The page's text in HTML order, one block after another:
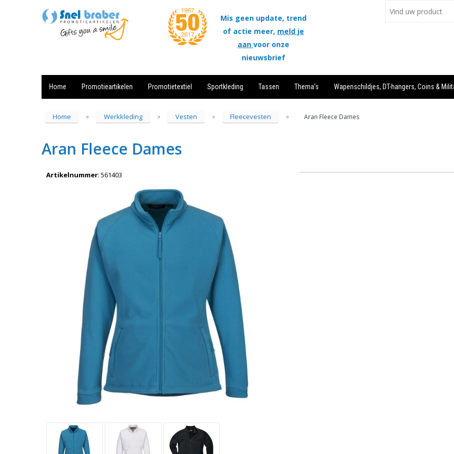
Mis geen update, trend
of actie meer, meld je
aan voor onze
nieuwsbrief
Home Promotieartikelen Promotietextiel Sportkleding Tassen Thema's Wapenschildjes, DT-hangers, Coins &
Home > Werkkleding > Vesten > Fleecevesten > Aran Fleece Dames
Aran Fleece Dames
Artikelnummer: 561403